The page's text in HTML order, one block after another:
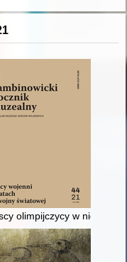
Birula (1935-2021)
olimpijczycy w